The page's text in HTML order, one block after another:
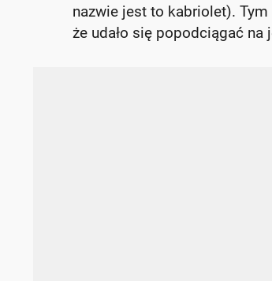
nazwie jest to kabriolet). Tym
że udało się popodciągać na